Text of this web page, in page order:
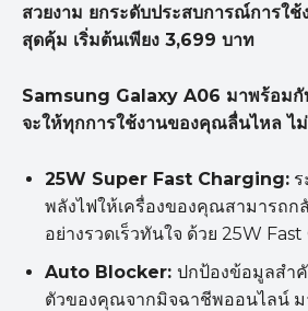
สวยงาม ยกระดับประสบการณ์การใช้
สุดคุ้ม เริ่มต้นเพียง 3,699 บาท
Samsung Galaxy A06 มาพร้อม
จะให้ทุกการใช้งานของคุณลื่นไหล ไ
25W Super Fast Charging:
พลังไฟให้เครื่องของคุณสามารถก
อย่างรวดเร็วทันใจ ด้วย 25W
Auto Blocker: ปกป้องข้อมูลสำ
ตัวของคุณจากมิจฉาชีพออนไลน์